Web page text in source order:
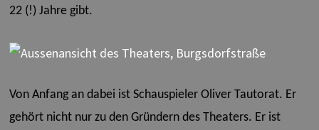
22 (!) Jahre gibt.
Von Anfang an dabei ist Schauspieler Oliver Tautorat. Er
gehört nicht nur zu den Gründern des Theaters. Er ist